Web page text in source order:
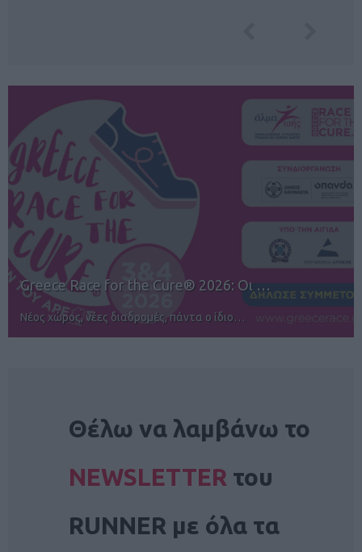
… 12ος TUI Rhodes Marathon:
Αγώνες για όλους στην Ρόδο
Θέλω να λαμβάνω το
NEWSLETTER του
RUNNER με όλα τα